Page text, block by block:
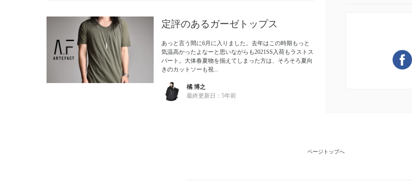
定評のあるガーゼトップス
あっと言う間に6月に入りました。去年はこの時期もっと
気温高かったよなーと思いながらも2021SS入荷もラストス
パート。大体春夏物を揃えてしまった方は、そろそろ夏向
きのカットソーも視...
橘 博之
最終更新日： 5年前
ページトップへ